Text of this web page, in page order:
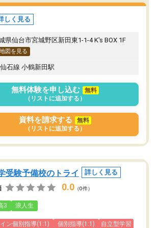
しく見る
県仙台市宮城野区新田東1-1-4 K's BOX 1F
地図を見る
石線 小鶴新田駅
無料体験を申し込む
無料
（リストに追加する）
資料を請求する
無料
（リストに追加する）
受験予備校のトライ 詳しく見る
0.0 （0件）
3 浪人生
ン個別指導(1:1) 個別指導(1:1) 自立型学習